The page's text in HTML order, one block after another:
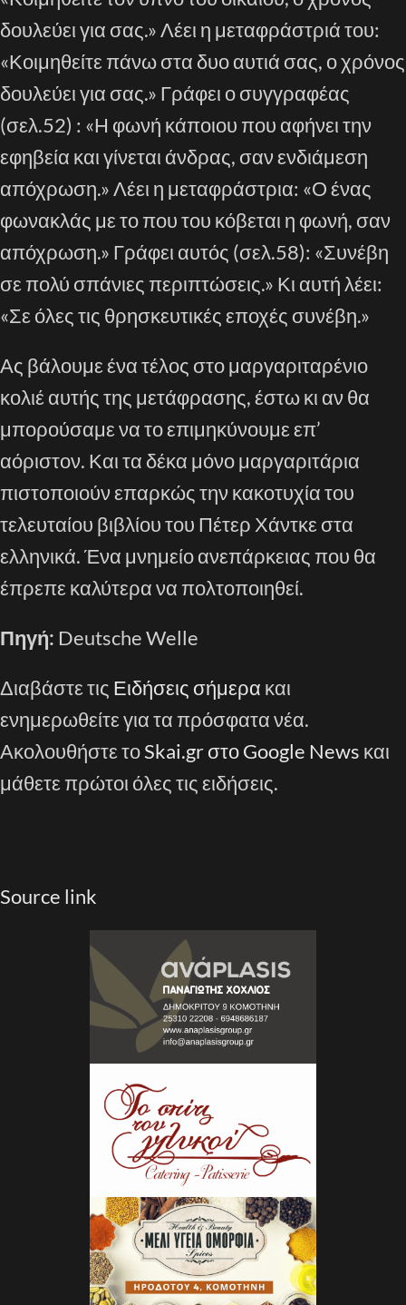
δουλεύει για σας.» Λέει η μεταφράστριά του:
«Κοιμηθείτε πάνω στα δυο αυτιά σας, ο χρόνος
δουλεύει για σας.» Γράφει ο συγγραφέας
(σελ.52) : «Η φωνή κάποιου που αφήνει την
εφηβεία και γίνεται άνδρας, σαν ενδιάμεση
απόχρωση.» Λέει η μεταφράστρια: «Ο ένας
φωνακλάς με το που του κόβεται η φωνή, σαν
απόχρωση.» Γράφει αυτός (σελ.58): «Συνέβη
σε πολύ σπάνιες περιπτώσεις.» Κι αυτή λέει:
«Σε όλες τις θρησκευτικές εποχές συνέβη.»
Ας βάλουμε ένα τέλος στο μαργαριταρένιο
κολιέ αυτής της μετάφρασης, έστω κι αν θα
μπορούσαμε να το επιμηκύνουμε επ’
αόριστον. Και τα δέκα μόνο μαργαριτάρια
πιστοποιούν επαρκώς την κακοτυχία του
τελευταίου βιβλίου του Πέτερ Χάντκε στα
ελληνικά. Ένα μνημείο ανεπάρκειας που θα
έπρεπε καλύτερα να πολτοποιηθεί.
Πηγή: Deutsche Welle
Διαβάστε τις Ειδήσεις σήμερα και
ενημερωθείτε για τα πρόσφατα νέα.
Ακολουθήστε τοSkai.gr στο Google News και
μάθετε πρώτοι όλες τις ειδήσεις.
Source link